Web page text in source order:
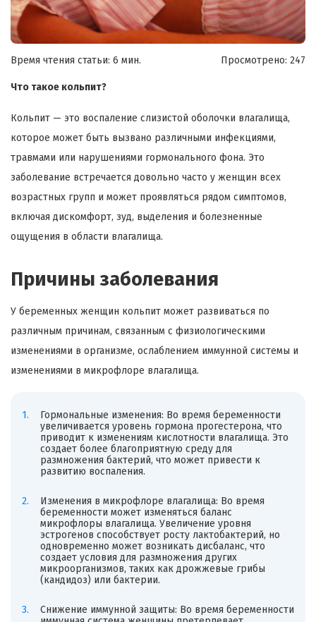
Время чтения статьи: 6 мин. Просмотрено: 247
Что такое кольпит?
Кольпит — это воспаление слизистой оболочки влагалища,
которое может быть вызвано различными инфекциями,
травмами или нарушениями гормонального фона. Это
заболевание встречается довольно часто у женщин всех
возрастных групп и может проявляться рядом симптомов,
включая дискомфорт, зуд, выделения и болезненные
ощущения в области влагалища.
Причины заболевания
У беременных женщин кольпит может развиваться по
различным причинам, связанным с физиологическими
изменениями в организме, ослаблением иммунной системы и
изменениями в микрофлоре влагалища.
Гормональные изменения: Во время беременности
увеличивается уровень гормона прогестерона, что
приводит к изменениям кислотности влагалища. Это
создает более благоприятную среду для
размножения бактерий, что может привести к
развитию воспаления.
Изменения в микрофлоре влагалища: Во время
беременности может изменяться баланс
микрофлоры влагалища. Увеличение уровня
эстрогенов способствует росту лактобактерий, но
одновременно может возникать дисбаланс, что
создает условия для размножения других
микроорганизмов, таких как дрожжевые грибы
(кандидоз) или бактерии.
Снижение иммунной защиты: Во время беременности